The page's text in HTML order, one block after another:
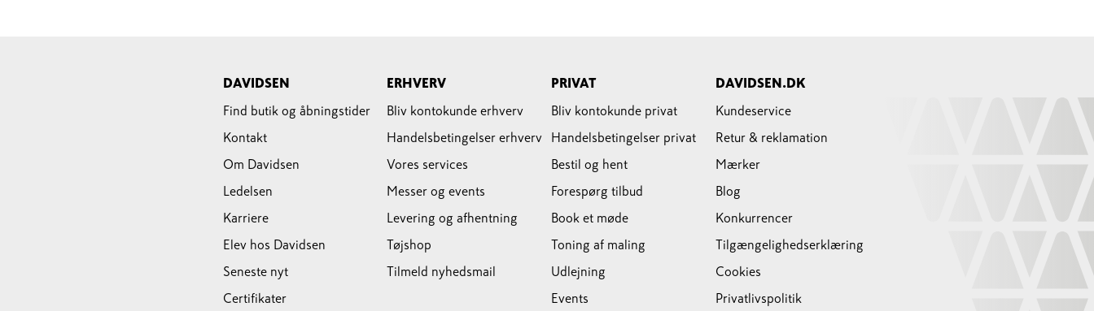
DAVIDSEN
Find butik og åbningstider
Kontakt
Om Davidsen
Ledelsen
Karriere
Elev hos Davidsen
Seneste nyt
Certifikater
ERHVERV
Bliv kontokunde erhverv
Handelsbetingelser erhverv
Vores services
Messer og events
Levering og afhentning
Tøjshop
Tilmeld nyhedsmail
PRIVAT
Bliv kontokunde privat
Handelsbetingelser privat
Bestil og hent
Forespørg tilbud
Book et møde
Toning af maling
Udlejning
Events
DAVIDSEN.DK
Kundeservice
Retur & reklamation
Mærker
Blog
Konkurrencer
Tilgængelighedserklæring
Cookies
Privatlivspolitik